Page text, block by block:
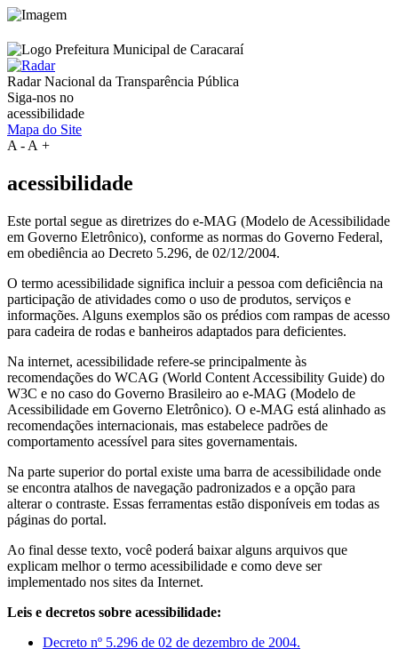
Radar Nacional da Transparência Pública
Siga-nos no
acessibilidade
Mapa do Site
A-A +
acessibilidade
Este portal segue as diretrizes do e-MAG (Modelo de Acessibilidade
em Governo Eletrônico), conforme as normas do Governo Federal,
em obediência ao Decreto 5.296, de 02/12/2004.
O termo acessibilidade significa incluir a pessoa com deficiência na
participação de atividades como o uso de produtos, serviços e
informações. Alguns exemplos são os prédios com rampas de acesso
para cadeira de rodas e banheiros adaptados para deficientes.
Na internet, acessibilidade refere-se principalmente às
recomendações do WCAG (World Content Accessibility Guide) do
W3C e no caso do Governo Brasileiro ao e-MAG (Modelo de
Acessibilidade em Governo Eletrônico). O e-MAG está alinhado as
recomendações internacionais, mas estabelece padrões de
comportamento acessível para sites governamentais.
Na parte superior do portal existe uma barra de acessibilidade onde
se encontra atalhos de navegação padronizados e a opção para
alterar o contraste. Essas ferramentas estão disponíveis em todas as
páginas do portal.
Ao final desse texto, você poderá baixar alguns arquivos que
explicam melhor o termo acessibilidade e como deve ser
implementado nos sites da Internet.
Leis e decretos sobre acessibilidade:
Decreto nº 5.296 de 02 de dezembro de 2004.